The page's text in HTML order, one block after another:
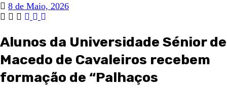
8 de Maio, 2026
Alunos da Universidade Sénior de
Macedo de Cavaleiros recebem
formação de “Palhaços